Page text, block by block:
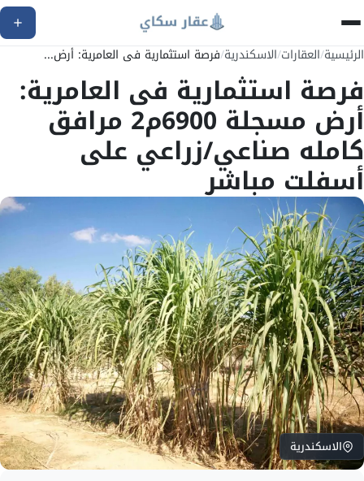
الرئيسية/العقارات/الاسكندرية/فرصة استثمارية فى العامرية: أرض...
فرصة استثمارية فى العامرية:
أرض مسجلة 6900م2 مرافق
كامله صناعي/زراعي على
أسفلت مباشر
الاسكندرية